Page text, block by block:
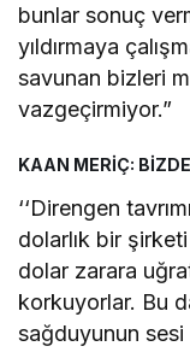
bunlar sonuç
yıldırmaya
savunan bizleri
vazgeçirmiyor.”
KAAN MERİÇ:
‘‘Direngen
dolarlık bir
dolar zarara
korkuyorlar. Bu
sağduyunun sesi